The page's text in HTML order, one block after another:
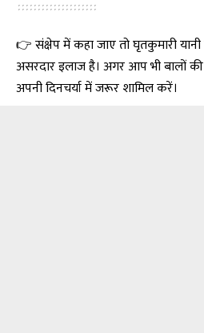
👉 संक्षेप में कहा जाए तो घृतकुमारी
असरदार इलाज है। अगर आप भी बालों
अपनी दिनचर्या में जरूर शामिल करें।